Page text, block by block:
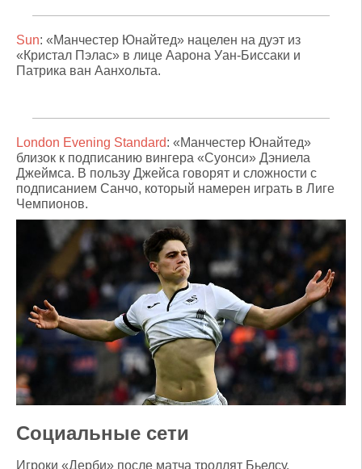
Sun: «Манчестер Юнайтед» нацелен на дуэт из
«Кристал Пэлас» в лице Аарона Уан-Биссаки и
Патрика ван Аанхольта.
London Evening Standard: «Манчестер Юнайтед»
близок к подписанию вингера «Суонси» Дэниела
Джеймса. В пользу Джейса говорят и сложности с
подписанием Санчо, который намерен играть в Лиге
Чемпионов.
Социальные сети
Игроки «Дерби» после матча троллят Бьелсу,